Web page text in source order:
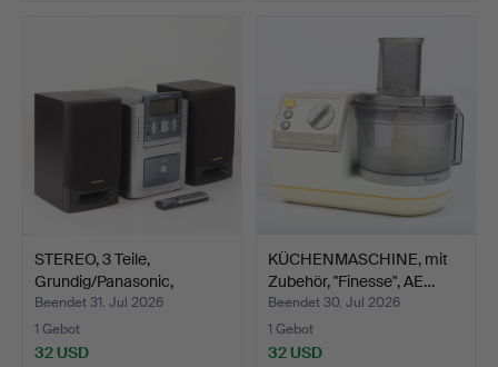
STEREO, 3 Teile,
Grundig/Panasonic,
2000er…
Beendet 31. Jul 2026
1 Gebot
32 USD
KÜCHENMASCHINE, mit
Zubehör, "Finesse", AE…
Beendet 30. Jul 2026
1 Gebot
32 USD